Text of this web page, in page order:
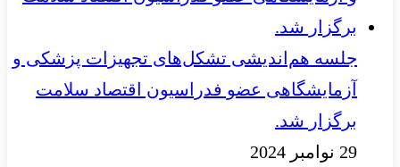
جلسه هم‌اندیشی تشکل‌های تجهیزات پزشکی و
آزمایشگاهی عضو فدراسیون اقتصاد سلامت
برگزار شد.
29 نوامبر 2024